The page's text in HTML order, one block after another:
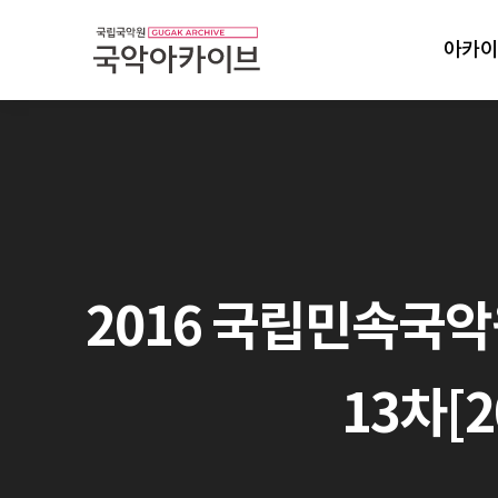
아카
2016 국립민속국
13차